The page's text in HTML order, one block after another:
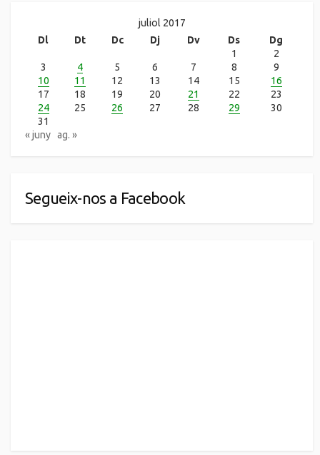
juliol 2017
Dl
Dt Dc Dj Dv Ds
Dg
1
2
3
4 5 6 7 8
9
10
11 12 13 14 15
16
17
18 19 20 21 22
23
24
25 26 27 28 29
30
31
« juny ag. »
Segueix-nos a Facebook